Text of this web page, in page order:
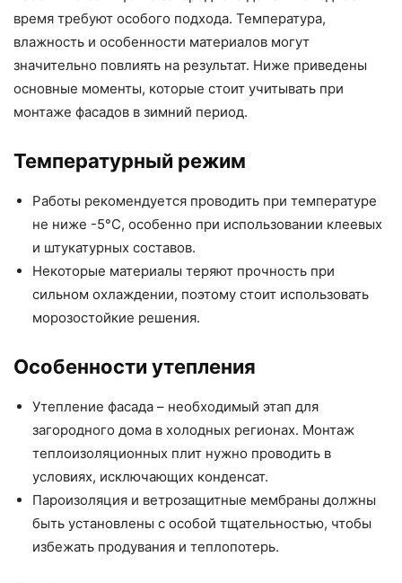
время требуют особого подхода. Температура,
влажность и особенности материалов могут
значительно повлиять на результат. Ниже приведены
основные моменты, которые стоит учитывать при
монтаже фасадов в зимний период.
Температурный режим
Работы рекомендуется проводить при температуре
не ниже -5°C, особенно при использовании клеевых
и штукатурных составов.
Некоторые материалы теряют прочность при
сильном охлаждении, поэтому стоит использовать
морозостойкие решения.
Особенности утепления
Утепление фасада – необходимый этап для
загородного дома в холодных регионах. Монтаж
теплоизоляционных плит нужно проводить в
условиях, исключающих конденсат.
Пароизоляция и ветрозащитные мембраны должны
быть установлены с особой тщательностью, чтобы
избежать продувания и теплопотерь.